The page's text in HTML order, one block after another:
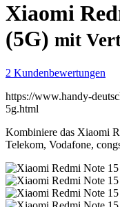
Xiaomi
(5G) mit
2 Kundenbewertungen
https://www.handy-
5g.html
Kombiniere das Xiaomi
Telekom, Vodafone,